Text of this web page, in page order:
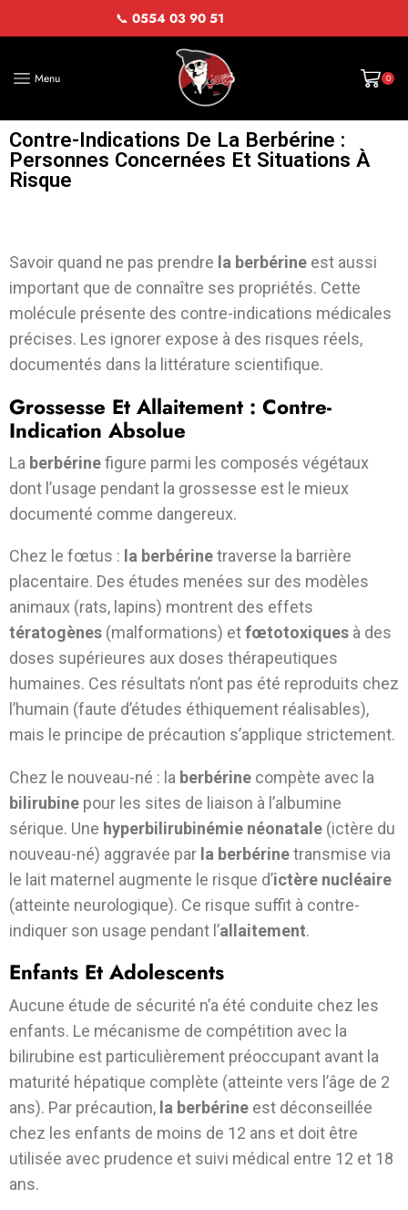
📞 0554 03 90 51
Menu 0
Contre-Indications De La Berbérine :
Personnes Concernées Et Situations À
Risque
Savoir quand ne pas prendre la berbérine est aussi
important que de connaître ses propriétés. Cette
molécule présente des contre-indications médicales
précises. Les ignorer expose à des risques réels,
documentés dans la littérature scientifique.
Grossesse Et Allaitement : Contre-
Indication Absolue
La berbérinefigure parmi les composés végétaux
dont l’usage pendant la grossesse est le mieux
documenté comme dangereux.
Chez le fœtus : la berbérinetraverse la barrière
placentaire. Des études menées sur des modèles
animaux (rats, lapins) montrent des effets
tératogènes (malformations) etfœtotoxiques à des
doses supérieures aux doses thérapeutiques
humaines. Ces résultats n’ont pas été reproduits chez
l’humain (faute d’études éthiquement réalisables),
mais le principe de précaution s’applique strictement.
Chez le nouveau-né : la berbérine compète avec la
bilirubine pour les sites de liaison à l’albumine
sérique. Une hyperbilirubinémie néonatale (ictère du
nouveau-né) aggravée par la berbérinetransmise via
le lait maternel augmente le risque d’ictère nucléaire
(atteinte neurologique). Ce risque suffit à contre-
indiquer son usage pendant l’allaitement.
Enfants Et Adolescents
Aucune étude de sécurité n’a été conduite chez les
enfants. Le mécanisme de compétition avec la
bilirubine est particulièrement préoccupant avant la
maturité hépatique complète (atteinte vers l’âge de 2
ans). Par précaution, la berbérine est déconseillée
chez les enfants de moins de 12 ans et doit être
utilisée avec prudence et suivi médical entre 12 et 18
ans.